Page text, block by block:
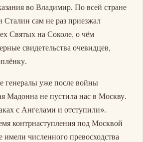
во Владимир. По всей стране
Сталин сам не раз приезжал
Святых на Соколе, о чём
свидетельства очевидцев,
генералы уже после войны
Мадонна не пустила нас в Москву.
с Ангелами и отступили».
контрнаступления под Москвой
имели численного превосходства